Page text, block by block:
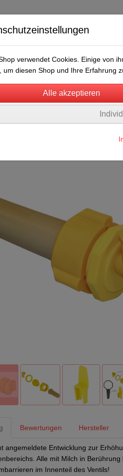
Über
Eimer und Sauger
Bewertungen Hersteller
angemeldete Entwicklung zur
Alle mit Milch in
im Innenteil des Ventils!
verwendet Cookies. Einige von
um diesen Shop und Ihre Erfahrung